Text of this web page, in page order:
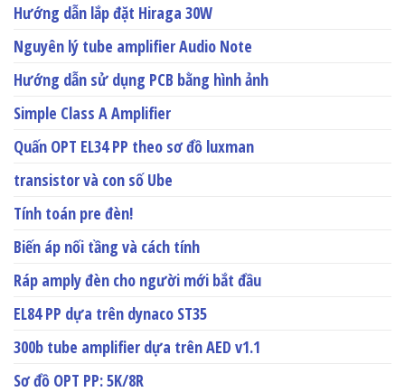
Hướng dẫn lắp đặt Hiraga 30W
Nguyên lý tube amplifier Audio Note
Hướng dẫn sử dụng PCB bằng hình ảnh
Simple Class A Amplifier
Quấn OPT EL34 PP theo sơ đồ luxman
transistor và con số Ube
Tính toán pre đèn!
Biến áp nối tầng và cách tính
Ráp amply đèn cho người mới bắt đầu
EL84 PP dựa trên dynaco ST35
300b tube amplifier dựa trên AED v1.1
Sơ đồ OPT PP: 5K/8R